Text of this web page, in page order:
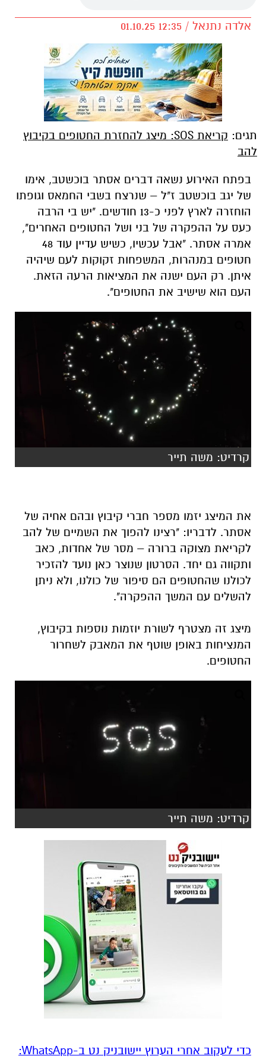
אלדה נתנאל / 12:35 01.10.25
תגים:
קריאת SOS: מיצג להחזרת החטופים בקיבוץ
להב
בפתח האירוע נשאה דברים אסתר בוכשטב, אימו
של יגב בוכשטב ז"ל – שנרצח בשבי החמאס וגופתו
הוחזרה לארץ לפני כ-13 חודשים. "יש בי הרבה
כעס על ההפקרה של בני ושל החטופים האחרים",
אמרה אסתר. "אבל עכשיו, כשיש עדיין עוד 48
חטופים במנהרות, המשפחות זקוקות לעם שיהיה
איתן. רק העם ישנה את המציאות הרעה הזאת.
העם הוא שישיב את החטופים".
קרדיט: משה תייר
את המיצג יזמו מספר חברי קיבוץ ובהם אחיה של
אסתר. לדבריו: "רצינו להפוך את השמיים של להב
לקריאת מצוקה ברורה – מסר של אחדות, כאב
ותקווה גם יחד. הסרטון שנוצר כאן נועד להזכיר
לכולנו שהחטופים הם סיפור של כולנו, ולא ניתן
להשלים עם המשך ההפקרה".
מיצג זה מצטרף לשורת יוזמות נוספות בקיבוץ,
המנציחות באופן שוטף את המאבק לשחרור
החטופים.
קרדיט: משה תייר
‏כדי לעקוב אחרי הערוץ יישובניק נט ב-WhatsApp:‏‏‏